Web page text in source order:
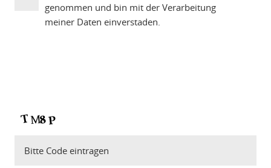
genommen und bin mit der Verarbeitung
meiner Daten einverstaden.